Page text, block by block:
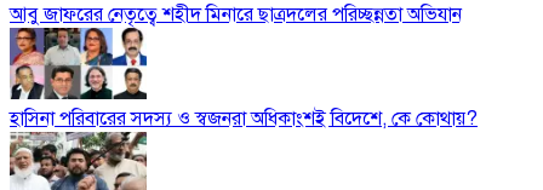
আবু জাফরের নেতৃত্বে শহীদ মিনারে ছাত্রদলের পরিচ্ছন্নতা অভিযান
হাসিনা পরিবারের সদস্য ও স্বজনরা অধিকাংশই বিদেশে, কে কোথায়?